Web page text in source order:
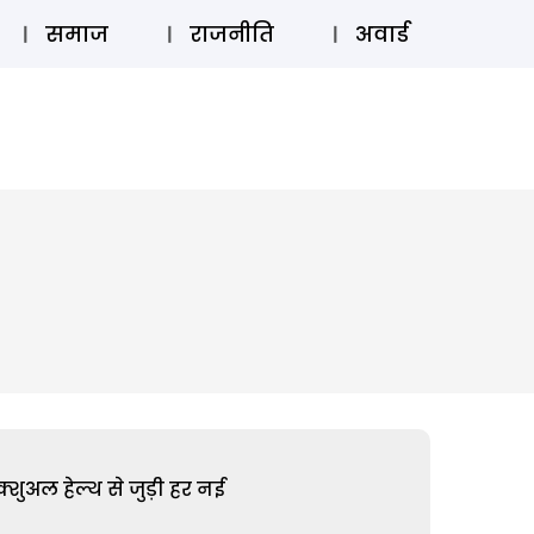
लॉग इन ⚲ SUBSCRIBE
समाज राजनीति अवार्ड
हेल्थ से जुड़ी हर नई